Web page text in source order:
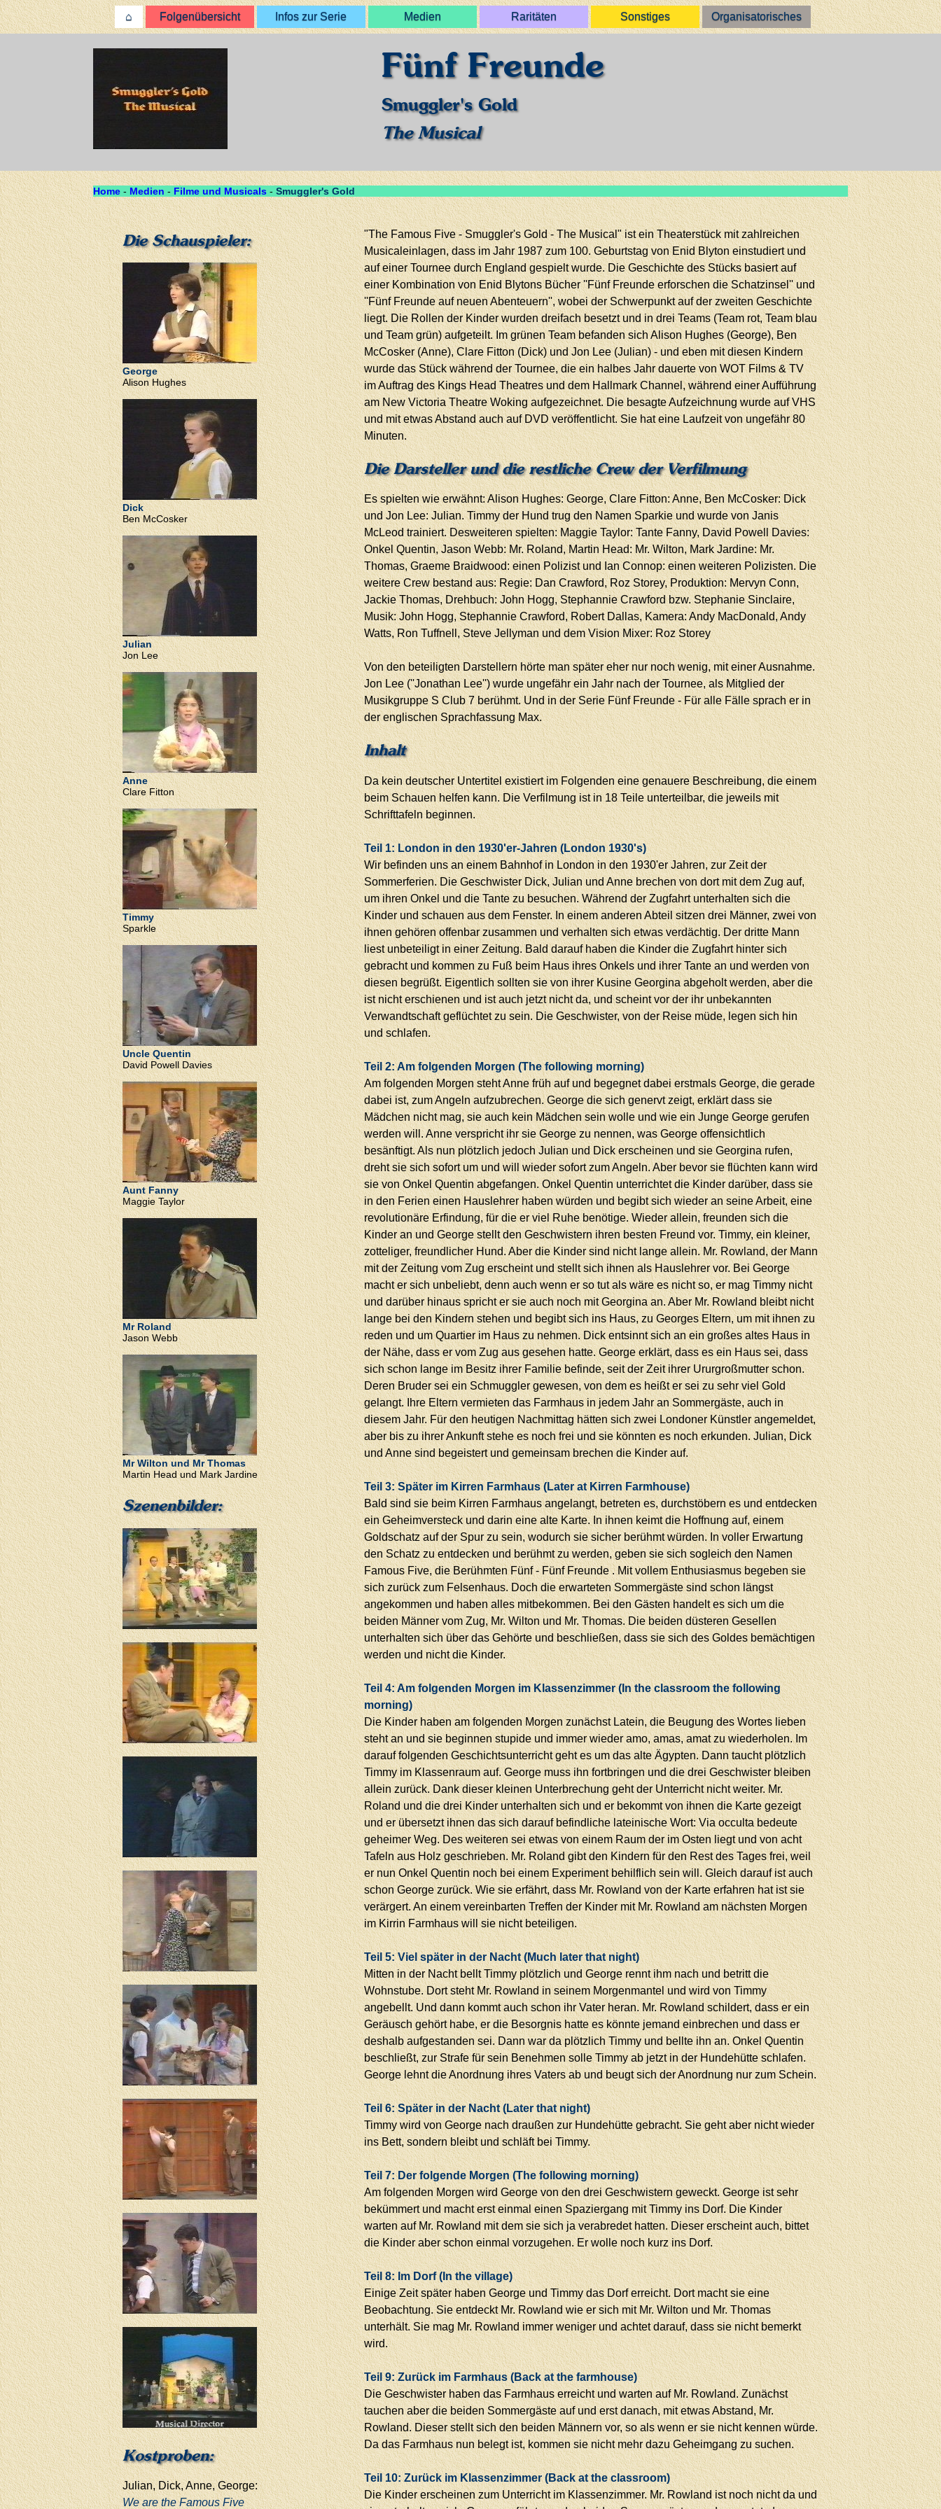
⌂ Folgenübersicht Infos zur Serie Medien Raritäten Sonstiges Organisatorisches
Fünf Freunde
Smuggler's Gold
The Musical
Home - Medien - Filme und Musicals - Smuggler's Gold
Die Schauspieler:
George
Alison Hughes
Dick
Ben McCosker
Julian
Jon Lee
Anne
Clare Fitton
Timmy
Sparkle
Uncle Quentin
David Powell Davies
Aunt Fanny
Maggie Taylor
Mr Roland
Jason Webb
Mr Wilton und Mr Thomas
Martin Head und Mark Jardine
Szenenbilder:
Kostproben:
Julian, Dick, Anne, George:
We are the Famous Five
"The Famous Five - Smuggler's Gold - The Musical" ist ein Theaterstück mit zahlreichen
Musicaleinlagen, dass im Jahr 1987 zum 100. Geburtstag von Enid Blyton einstudiert und
auf einer Tournee durch England gespielt wurde. Die Geschichte des Stücks basiert auf
einer Kombination von Enid Blytons Bücher ''Fünf Freunde erforschen die Schatzinsel'' und
''Fünf Freunde auf neuen Abenteuern'', wobei der Schwerpunkt auf der zweiten Geschichte
liegt. Die Rollen der Kinder wurden dreifach besetzt und in drei Teams (Team rot, Team blau
und Team grün) aufgeteilt. Im grünen Team befanden sich Alison Hughes (George), Ben
McCosker (Anne), Clare Fitton (Dick) und Jon Lee (Julian) - und eben mit diesen Kindern
wurde das Stück während der Tournee, die ein halbes Jahr dauerte von WOT Films & TV
im Auftrag des Kings Head Theatres und dem Hallmark Channel, während einer Aufführung
am New Victoria Theatre Woking aufgezeichnet. Die besagte Aufzeichnung wurde auf VHS
und mit etwas Abstand auch auf DVD veröffentlicht. Sie hat eine Laufzeit von ungefähr 80
Minuten.
Die Darsteller und die restliche Crew der Verfilmung
Es spielten wie erwähnt: Alison Hughes: George, Clare Fitton: Anne, Ben McCosker: Dick
und Jon Lee: Julian. Timmy der Hund trug den Namen Sparkie und wurde von Janis
McLeod trainiert. Desweiteren spielten: Maggie Taylor: Tante Fanny, David Powell Davies:
Onkel Quentin, Jason Webb: Mr. Roland, Martin Head: Mr. Wilton, Mark Jardine: Mr.
Thomas, Graeme Braidwood: einen Polizist und Ian Connop: einen weiteren Polizisten. Die
weitere Crew bestand aus: Regie: Dan Crawford, Roz Storey, Produktion: Mervyn Conn,
Jackie Thomas, Drehbuch: John Hogg, Stephannie Crawford bzw. Stephanie Sinclaire,
Musik: John Hogg, Stephannie Crawford, Robert Dallas, Kamera: Andy MacDonald, Andy
Watts, Ron Tuffnell, Steve Jellyman und dem Vision Mixer: Roz Storey
Von den beteiligten Darstellern hörte man später eher nur noch wenig, mit einer Ausnahme.
Jon Lee (''Jonathan Lee'') wurde ungefähr ein Jahr nach der Tournee, als Mitglied der
Musikgruppe S Club 7 berühmt. Und in der Serie Fünf Freunde - Für alle Fälle sprach er in
der englischen Sprachfassung Max.
Inhalt
Da kein deutscher Untertitel existiert im Folgenden eine genauere Beschreibung, die einem
beim Schauen helfen kann. Die Verfilmung ist in 18 Teile unterteilbar, die jeweils mit
Schrifttafeln beginnen.
Teil 1: London in den 1930'er-Jahren (London 1930's)
Wir befinden uns an einem Bahnhof in London in den 1930'er Jahren, zur Zeit der
Sommerferien. Die Geschwister Dick, Julian und Anne brechen von dort mit dem Zug auf,
um ihren Onkel und die Tante zu besuchen. Während der Zugfahrt unterhalten sich die
Kinder und schauen aus dem Fenster. In einem anderen Abteil sitzen drei Männer, zwei von
ihnen gehören offenbar zusammen und verhalten sich etwas verdächtig. Der dritte Mann
liest unbeteiligt in einer Zeitung. Bald darauf haben die Kinder die Zugfahrt hinter sich
gebracht und kommen zu Fuß beim Haus ihres Onkels und ihrer Tante an und werden von
diesen begrüßt. Eigentlich sollten sie von ihrer Kusine Georgina abgeholt werden, aber die
ist nicht erschienen und ist auch jetzt nicht da, und scheint vor der ihr unbekannten
Verwandtschaft geflüchtet zu sein. Die Geschwister, von der Reise müde, legen sich hin
und schlafen.
Teil 2: Am folgenden Morgen (The following morning)
Am folgenden Morgen steht Anne früh auf und begegnet dabei erstmals George, die gerade
dabei ist, zum Angeln aufzubrechen. George die sich genervt zeigt, erklärt dass sie
Mädchen nicht mag, sie auch kein Mädchen sein wolle und wie ein Junge George gerufen
werden will. Anne verspricht ihr sie George zu nennen, was George offensichtlich
besänftigt. Als nun plötzlich jedoch Julian und Dick erscheinen und sie Georgina rufen,
dreht sie sich sofort um und will wieder sofort zum Angeln. Aber bevor sie flüchten kann wird
sie von Onkel Quentin abgefangen. Onkel Quentin unterrichtet die Kinder darüber, dass sie
in den Ferien einen Hauslehrer haben würden und begibt sich wieder an seine Arbeit, eine
revolutionäre Erfindung, für die er viel Ruhe benötige. Wieder allein, freunden sich die
Kinder an und George stellt den Geschwistern ihren besten Freund vor. Timmy, ein kleiner,
zotteliger, freundlicher Hund. Aber die Kinder sind nicht lange allein. Mr. Rowland, der Mann
mit der Zeitung vom Zug erscheint und stellt sich ihnen als Hauslehrer vor. Bei George
macht er sich unbeliebt, denn auch wenn er so tut als wäre es nicht so, er mag Timmy nicht
und darüber hinaus spricht er sie auch noch mit Georgina an. Aber Mr. Rowland bleibt nicht
lange bei den Kindern stehen und begibt sich ins Haus, zu Georges Eltern, um mit ihnen zu
reden und um Quartier im Haus zu nehmen. Dick entsinnt sich an ein großes altes Haus in
der Nähe, dass er vom Zug aus gesehen hatte. George erklärt, dass es ein Haus sei, dass
sich schon lange im Besitz ihrer Familie befinde, seit der Zeit ihrer Ururgroßmutter schon.
Deren Bruder sei ein Schmuggler gewesen, von dem es heißt er sei zu sehr viel Gold
gelangt. Ihre Eltern vermieten das Farmhaus in jedem Jahr an Sommergäste, auch in
diesem Jahr. Für den heutigen Nachmittag hätten sich zwei Londoner Künstler angemeldet,
aber bis zu ihrer Ankunft stehe es noch frei und sie könnten es noch erkunden. Julian, Dick
und Anne sind begeistert und gemeinsam brechen die Kinder auf.
Teil 3: Später im Kirren Farmhaus (Later at Kirren Farmhouse)
Bald sind sie beim Kirren Farmhaus angelangt, betreten es, durchstöbern es und entdecken
ein Geheimversteck und darin eine alte Karte. In ihnen keimt die Hoffnung auf, einem
Goldschatz auf der Spur zu sein, wodurch sie sicher berühmt würden. In voller Erwartung
den Schatz zu entdecken und berühmt zu werden, geben sie sich sogleich den Namen
Famous Five, die Berühmten Fünf - Fünf Freunde . Mit vollem Enthusiasmus begeben sie
sich zurück zum Felsenhaus. Doch die erwarteten Sommergäste sind schon längst
angekommen und haben alles mitbekommen. Bei den Gästen handelt es sich um die
beiden Männer vom Zug, Mr. Wilton und Mr. Thomas. Die beiden düsteren Gesellen
unterhalten sich über das Gehörte und beschließen, dass sie sich des Goldes bemächtigen
werden und nicht die Kinder.
Teil 4: Am folgenden Morgen im Klassenzimmer (In the classroom the following
morning)
Die Kinder haben am folgenden Morgen zunächst Latein, die Beugung des Wortes lieben
steht an und sie beginnen stupide und immer wieder amo, amas, amat zu wiederholen. Im
darauf folgenden Geschichtsunterricht geht es um das alte Ägypten. Dann taucht plötzlich
Timmy im Klassenraum auf. George muss ihn fortbringen und die drei Geschwister bleiben
allein zurück. Dank dieser kleinen Unterbrechung geht der Unterricht nicht weiter. Mr.
Roland und die drei Kinder unterhalten sich und er bekommt von ihnen die Karte gezeigt
und er übersetzt ihnen das sich darauf befindliche lateinische Wort: Via occulta bedeute
geheimer Weg. Des weiteren sei etwas von einem Raum der im Osten liegt und von acht
Tafeln aus Holz geschrieben. Mr. Roland gibt den Kindern für den Rest des Tages frei, weil
er nun Onkel Quentin noch bei einem Experiment behilflich sein will. Gleich darauf ist auch
schon George zurück. Wie sie erfährt, dass Mr. Rowland von der Karte erfahren hat ist sie
verärgert. An einem vereinbarten Treffen der Kinder mit Mr. Rowland am nächsten Morgen
im Kirrin Farmhaus will sie nicht beteiligen.
Teil 5: Viel später in der Nacht (Much later that night)
Mitten in der Nacht bellt Timmy plötzlich und George rennt ihm nach und betritt die
Wohnstube. Dort steht Mr. Rowland in seinem Morgenmantel und wird von Timmy
angebellt. Und dann kommt auch schon ihr Vater heran. Mr. Rowland schildert, dass er ein
Geräusch gehört habe, er die Besorgnis hatte es könnte jemand einbrechen und dass er
deshalb aufgestanden sei. Dann war da plötzlich Timmy und bellte ihn an. Onkel Quentin
beschließt, zur Strafe für sein Benehmen solle Timmy ab jetzt in der Hundehütte schlafen.
George lehnt die Anordnung ihres Vaters ab und beugt sich der Anordnung nur zum Schein.
Teil 6: Später in der Nacht (Later that night)
Timmy wird von George nach draußen zur Hundehütte gebracht. Sie geht aber nicht wieder
ins Bett, sondern bleibt und schläft bei Timmy.
Teil 7: Der folgende Morgen (The following morning)
Am folgenden Morgen wird George von den drei Geschwistern geweckt. George ist sehr
bekümmert und macht erst einmal einen Spaziergang mit Timmy ins Dorf. Die Kinder
warten auf Mr. Rowland mit dem sie sich ja verabredet hatten. Dieser erscheint auch, bittet
die Kinder aber schon einmal vorzugehen. Er wolle noch kurz ins Dorf.
Teil 8: Im Dorf (In the village)
Einige Zeit später haben George und Timmy das Dorf erreicht. Dort macht sie eine
Beobachtung. Sie entdeckt Mr. Rowland wie er sich mit Mr. Wilton und Mr. Thomas
unterhält. Sie mag Mr. Rowland immer weniger und achtet darauf, dass sie nicht bemerkt
wird.
Teil 9: Zurück im Farmhaus (Back at the farmhouse)
Die Geschwister haben das Farmhaus erreicht und warten auf Mr. Rowland. Zunächst
tauchen aber die beiden Sommergäste auf und erst danach, mit etwas Abstand, Mr.
Rowland. Dieser stellt sich den beiden Männern vor, so als wenn er sie nicht kennen würde.
Da das Farmhaus nun belegt ist, kommen sie nicht mehr dazu Geheimgang zu suchen.
Teil 10: Zurück im Klassenzimmer (Back at the classroom)
Die Kinder erscheinen zum Unterricht im Klassenzimmer. Mr. Rowland ist noch nicht da und